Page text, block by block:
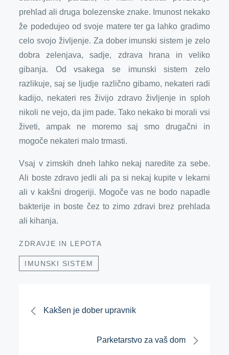
prehlad ali druga bolezenske znake. Imunost nekako
že podedujeo od svoje matere ter ga lahko gradimo
celo svojo življenje. Za dober imunski sistem je zelo
dobra zelenjava, sadje, zdrava hrana in veliko
gibanja. Od vsakega se imunski sistem zelo
razlikuje, saj se ljudje različno gibamo, nekateri radi
kadijo, nekateri res živijo zdravo življenje in sploh
nikoli ne vejo, da jim pade. Tako nekako bi morali vsi
živeti, ampak ne moremo saj smo drugačni in
mogoče nekateri malo trmasti.
Vsaj v zimskih dneh lahko nekaj naredite za sebe.
Ali boste zdravo jedli ali pa si nekaj kupite v lekarni
ali v kakšni drogeriji. Mogoče vas ne bodo napadle
bakterije in boste čez to zimo zdravi brez prehlada
ali kihanja.
ZDRAVJE IN LEPOTA
IMUNSKI SISTEM
Navigacija
prispevka
Kakšen je dober upravnik
Parketarstvo za vaš dom